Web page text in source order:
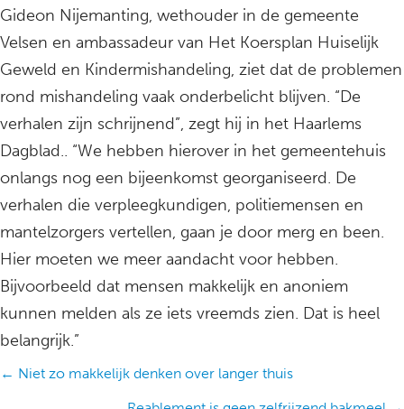
Gideon Nijemanting, wethouder in de gemeente
Velsen en ambassadeur van Het Koersplan Huiselijk
Geweld en Kindermishandeling, ziet dat de problemen
rond mishandeling vaak onderbelicht blijven. “De
verhalen zijn schrijnend”, zegt hij in het Haarlems
Dagblad.. “We hebben hierover in het gemeentehuis
onlangs nog een bijeenkomst georganiseerd. De
verhalen die verpleegkundigen, politiemensen en
mantelzorgers vertellen, gaan je door merg en been.
Hier moeten we meer aandacht voor hebben.
Bijvoorbeeld dat mensen makkelijk en anoniem
kunnen melden als ze iets vreemds zien. Dat is heel
belangrijk.”
Posts
← Niet zo makkelijk denken over langer thuis